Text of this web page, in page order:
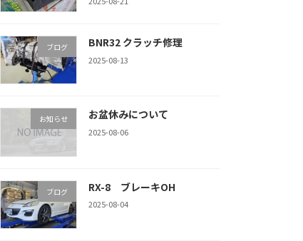
ブログ BNR32 クラッチ修理
2025-08-13
お知らせ お盆休みについて
2025-08-06
ブログ RX-8 ブレーキOH
2025-08-04